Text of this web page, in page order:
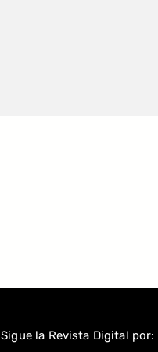
Sigue la Revista Digital por: